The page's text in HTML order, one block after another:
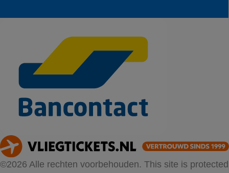
©2026 Alle rechten voorbehouden. This site is protected